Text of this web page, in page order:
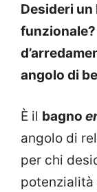
Desideri un
angolo di
È il bagno
angolo di
per chi
potenzialità